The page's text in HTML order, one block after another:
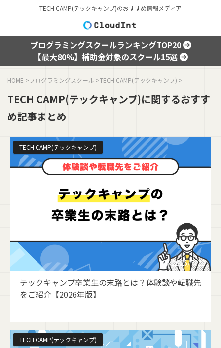
TECH CAMP(テックキャンプ)のおすすめ情報メディア
プログラミングスクールランキングTOP20
【最大80%】補助金対象のスクール15選
HOME >プログラミングスクール >TECH CAMP(テックキャンプ) >
TECH CAMP(テックキャンプ)に関するおすす
め記事まとめ
2026/7/28
TECH CAMP(テックキャンプ)
テックキャンプ卒業生の末路とは？体験談や転職先
をご紹介【2026年版】
TECH CAMP(テックキャンプ)